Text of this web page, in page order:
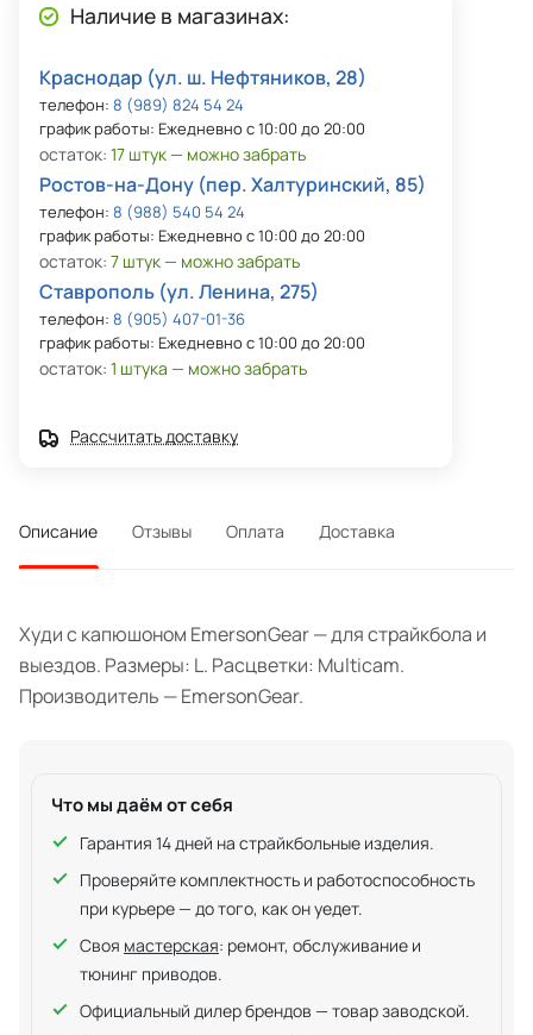
Наличие в магазинах:
Краснодар (ул. ш. Нефтяников, 28)
телефон: 8 (989) 824 54 24
график работы: Ежедневно с 10:00 до 20:00
остаток: 17 штук — можно забрать
Ростов-на-Дону (пер. Халтуринский, 85)
телефон: 8 (988) 540 54 24
график работы: Ежедневно с 10:00 до 20:00
остаток: 7 штук — можно забрать
Ставрополь (ул. Ленина, 275)
телефон: 8 (905) 407-01-36
график работы: Ежедневно с 10:00 до 20:00
остаток: 1 штука — можно забрать
Рассчитать доставку
Описание Отзывы Оплата Доставка
Худи с капюшоном EmersonGear — для страйкбола и
выездов. Размеры: L. Расцветки: Multicam.
Производитель — EmersonGear.
Что мы даём от себя
Гарантия 14 дней на страйкбольные изделия.
Проверяйте комплектность и работоспособность
при курьере — до того, как он уедет.
Своя мастерская: ремонт, обслуживание и
тюнинг приводов.
Официальный дилер брендов — товар заводской.